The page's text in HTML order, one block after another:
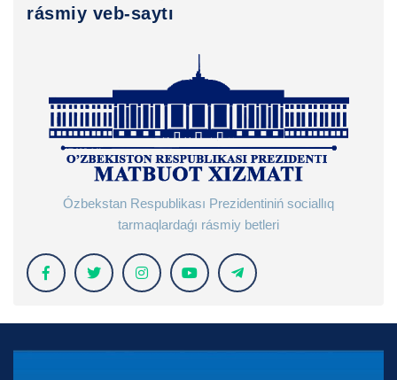
rásmiy veb-saytı
Ózbekstan Respublikası Prezidentiniń sociallıq
tarmaqlardaǵı rásmiy betleri